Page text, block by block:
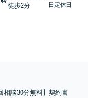
徒歩2分
日定休日
相談30分無料】契約書